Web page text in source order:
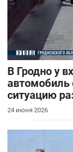
В Гродно у
автомобиль
ситуацию
24 июня 2026